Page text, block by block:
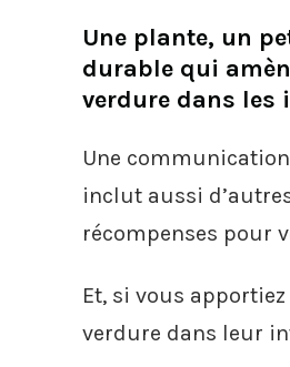
Une plante, un
durable qui
verdure dans les
Une
inclut aussi
récompenses pour
Et, si vous apportiez
verdure dans leur